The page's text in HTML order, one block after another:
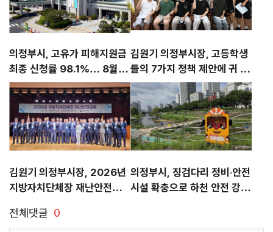
의정부시, 고유가 피해지원금
최종 신청률 98.1%… 8월 3
1일까지 사용 당부
김원기 의정부시장, 고등학생
들의 7가지 정책 제안에 귀 기
울이다
김원기 의정부시장, 2026년
지방자치단체장 재난안전교육
의정부시, 징검다리 정비‧안전
시설 확충으로 하천 안전 강화
전체댓글 0